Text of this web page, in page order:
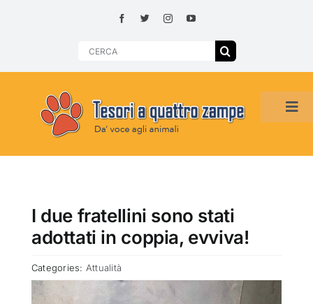
Search
HOME
ADOTTATI O RITROVATI
I due fratellini sono stati
adottati in coppia, evviva!
Categories: Attualità